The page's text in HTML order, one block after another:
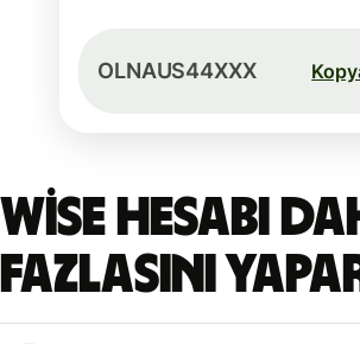
OLNAUS44XXX
Wise hesabı
fazlasını